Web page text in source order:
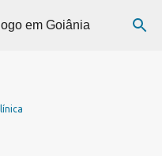
principal
em Goiânia